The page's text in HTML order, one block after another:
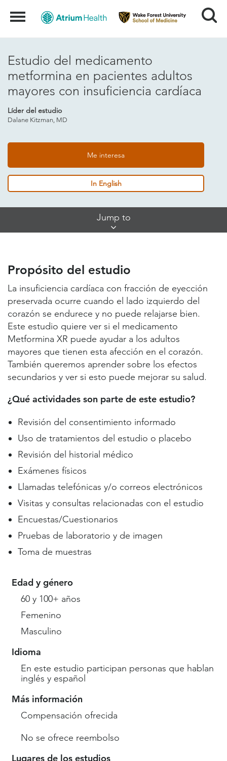
Menu Search
Estudio del medicamento
metformina en pacientes adultos
mayores con insuficiencia cardíaca
Líder del estudio
Dalane Kitzman, MD
Me interesa
In English
Jump to
Lugares de estudio y contactos
Información útil
Propósito del estudio
La insuficiencia cardíaca con fracción de eyección
preservada ocurre cuando el lado izquierdo del
corazón se endurece y no puede relajarse bien.
Este estudio quiere ver si el medicamento
Metformina XR puede ayudar a los adultos
mayores que tienen esta afección en el corazón.
También queremos aprender sobre los efectos
secundarios y ver si esto puede mejorar su salud.
¿Qué actividades son parte de este estudio?
Revisión del consentimiento informado
Uso de tratamientos del estudio o placebo
Revisión del historial médico
Exámenes físicos
Llamadas telefónicas y/o correos electrónicos
Visitas y consultas relacionadas con el estudio
Encuestas/Cuestionarios
Pruebas de laboratorio y de imagen
Toma de muestras
Edad y género
60 y 100+ años
Femenino
Masculino
Idioma
En este estudio participan personas que hablan
inglés y español
Más información
Compensación ofrecida
No se ofrece reembolso
Lugares de los estudios